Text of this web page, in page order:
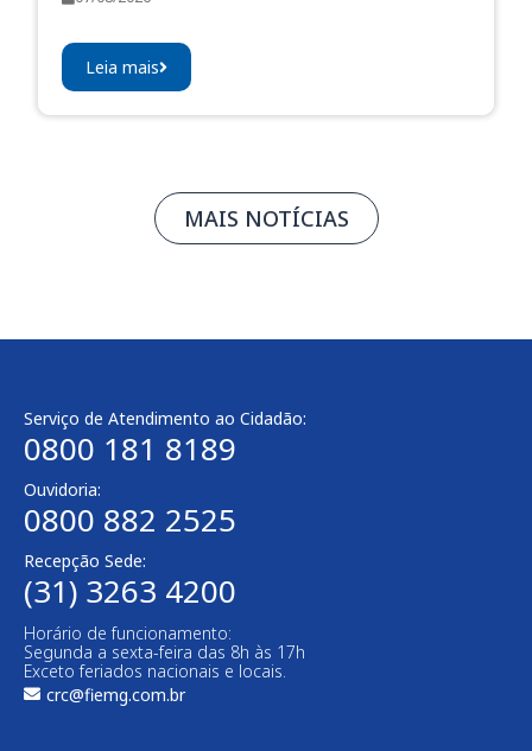
Leia mais
MAIS NOTÍCIAS
Serviço de Atendimento ao Cidadão:
0800 181 8189
Ouvidoria:
0800 882 2525​
Recepção Sede:
(31) 3263 4200
Horário de funcionamento:
Segunda a sexta-feira das 8h às 17h
Exceto feriados nacionais e locais.
crc@fiemg.com.br